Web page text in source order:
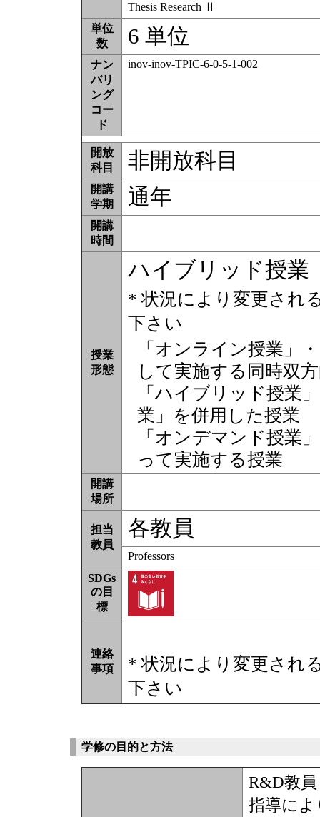
Thesis Research Ⅱ
単位
数
6 単位
ナン
バリ
ング
コー
ド
inov-inov-TPIC-6-0-5-1-002
開放
科目
非開放科目
開講
学期
通年
開講
時間
授業
形態
ハイブリッド授業
* 状況により変更され
下さい
「オンライン授業」
して実施する同時双
「ハイブリッド授業
業」を併用した授業
「オンデマンド授業
って実施する授業
開講
場所
担当
教員
各教員
Professors
SDGs
の目
標
連絡
事項
* 状況により変更され
下さい
学修の目的と方法
R&D教
指導に